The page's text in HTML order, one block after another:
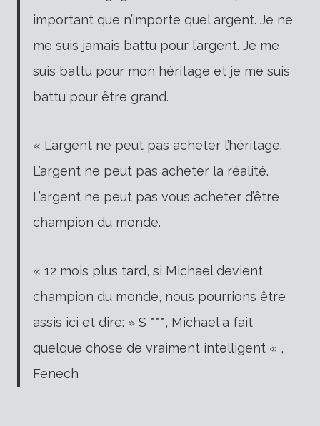
important que n’importe quel argent. Je ne
me suis jamais battu pour l’argent. Je me
suis battu pour mon héritage et je me suis
battu pour être grand.
« L’argent ne peut pas acheter l’héritage.
L’argent ne peut pas acheter la réalité.
L’argent ne peut pas vous acheter d’être
champion du monde.
« 12 mois plus tard, si Michael devient
champion du monde, nous pourrions être
assis ici et dire: » S ***, Michael a fait
quelque chose de vraiment intelligent « ,
Fenech